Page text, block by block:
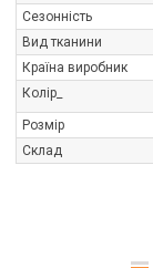
Сезонність
Вид тканини
Країна виробник
Колір_
Розмір
Склад